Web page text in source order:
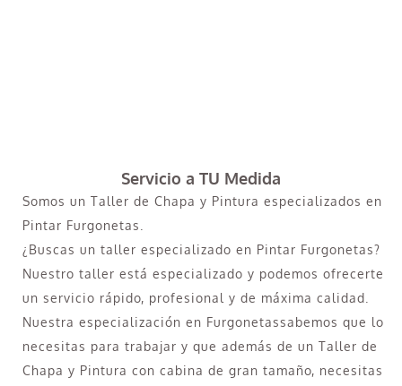
Servicio a TU Medida
Somos un Taller de Chapa y Pintura especializados en
Pintar Furgonetas.
¿Buscas un taller especializado en Pintar Furgonetas?
Nuestro taller está especializado y podemos ofrecerte
un servicio rápido, profesional y de máxima calidad.
Nuestra especialización en Furgonetassabemos que lo
necesitas para trabajar y que además de un Taller de
Chapa y Pintura con cabina de gran tamaño, necesitas